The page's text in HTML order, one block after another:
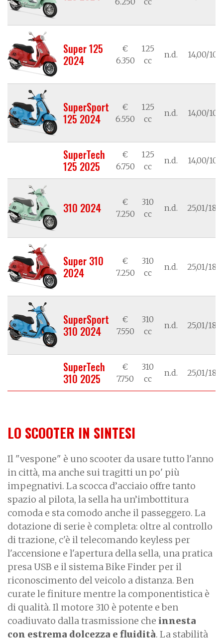
Super 125
2024
€
6.350
125
cc
n.d. 14,00/
SuperSport
125 2024
€
6.550
125
cc
n.d. 14,00/
SuperTech
125 2025
€
6.750
125
cc
n.d. 14,00/
310 2024
€
7.250
310
cc
n.d. 25,01/
Super 310
2024
€
7.250
310
cc
n.d. 25,01/
SuperSport
310 2024
€
7.550
310
cc
n.d. 25,01/
SuperTech
310 2025
€
7.750
310
cc
n.d. 25,01/
LO SCOOTER IN SINTESI
Il "vespone" è uno scooter da usare tutto l'anno
in città, ma anche sui tragitti un po' più
impegnativi. La scocca d’acciaio offre tanto
spazio al pilota, la sella ha un’imbottitura
comoda e sta comodo anche il passeggero. La
dotazione di serie è completa: oltre al controllo
di trazione, c'è il telecomando keyless per
l'accensione e l'apertura della sella, una pratica
presa USB e il sistema Bike Finder per il
riconoscimento del veicolo a distanza. Ben
curate le finiture mentre la componentistica è
di qualità. Il motore 310 è potente e ben
coadiuvato dalla trasmissione che innesta
con estrema dolcezza e fluidità. La stabilità